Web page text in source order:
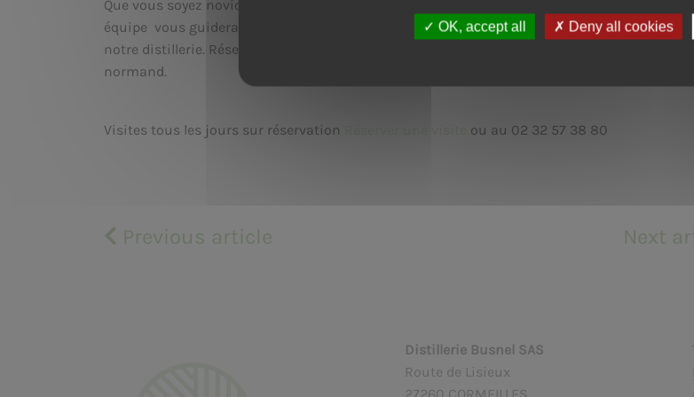
Our packaging may be subject to recycling guidelines
Que vous soyez novice ou expert, chaque visiteur repartira avec un souvenir mémorable.
équipe vous guidera à travers chaque étape de la production et vous fera découvrir
notre distillerie. Réservez dès maintenant pour vivre une expérience inoubliable au cœur du
normand.
Visites tous les jours sur réservation ou au 02 32 57 38 80
Previous article Next
Distillerie Busnel SAS
Route de Lisieux
27260 CORMEILLES
OK, accept all Deny all cookies